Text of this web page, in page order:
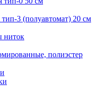
3 (полуавтомат) 20 см
ниток
полиэстер